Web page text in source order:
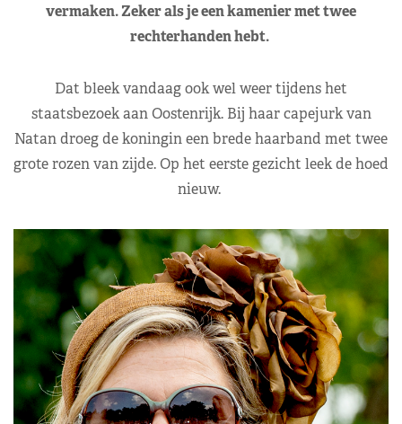
vermaken. Zeker als je een kamenier met twee
rechterhanden hebt.
Dat bleek vandaag ook wel weer tijdens het
staatsbezoek aan Oostenrijk. Bij haar capejurk van
Natan droeg de koningin een brede haarband met twee
grote rozen van zijde. Op het eerste gezicht leek de hoed
nieuw.